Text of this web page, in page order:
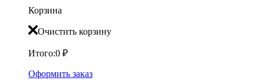
Корзина
Очистить корзину
Итого:0 ₽
Оформить заказ